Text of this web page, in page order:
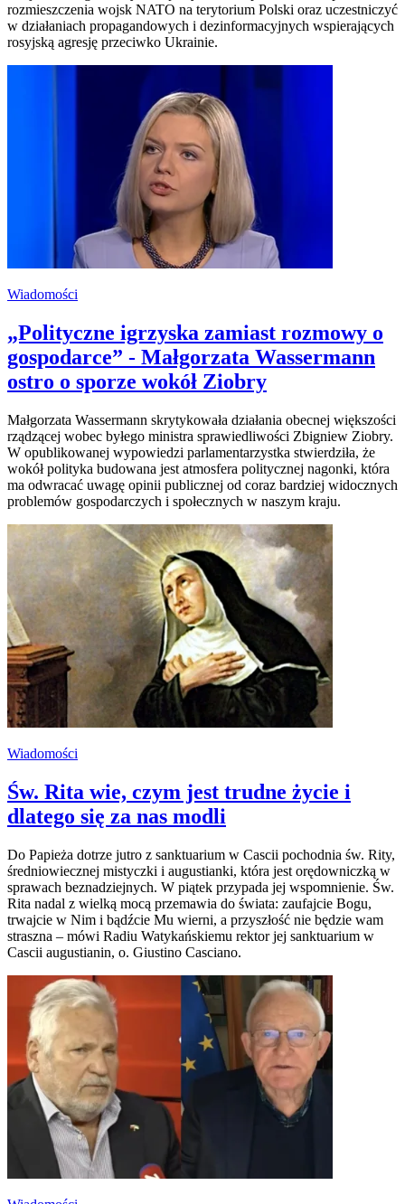
rozmieszczenia wojsk NATO na terytorium Polski oraz uczestniczyć
w działaniach propagandowych i dezinformacyjnych wspierających
rosyjską agresję przeciwko Ukrainie.
Wiadomości
„Polityczne igrzyska zamiast rozmowy o
gospodarce” - Małgorzata Wassermann
ostro o sporze wokół Ziobry
Małgorzata Wassermann skrytykowała działania obecnej większości
rządzącej wobec byłego ministra sprawiedliwości Zbigniew Ziobry.
W opublikowanej wypowiedzi parlamentarzystka stwierdziła, że
wokół polityka budowana jest atmosfera politycznej nagonki, która
ma odwracać uwagę opinii publicznej od coraz bardziej widocznych
problemów gospodarczych i społecznych w naszym kraju.
Wiadomości
Św. Rita wie, czym jest trudne życie i
dlatego się za nas modli
Do Papieża dotrze jutro z sanktuarium w Cascii pochodnia św. Rity,
średniowiecznej mistyczki i augustianki, która jest orędowniczką w
sprawach beznadziejnych. W piątek przypada jej wspomnienie. Św.
Rita nadal z wielką mocą przemawia do świata: zaufajcie Bogu,
trwajcie w Nim i bądźcie Mu wierni, a przyszłość nie będzie wam
straszna – mówi Radiu Watykańskiemu rektor jej sanktuarium w
Cascii augustianin, o. Giustino Casciano.